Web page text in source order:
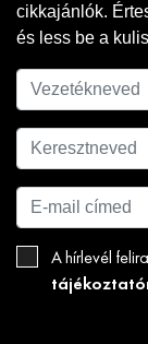
cikkajánlók.
és less be a
A hírlevél